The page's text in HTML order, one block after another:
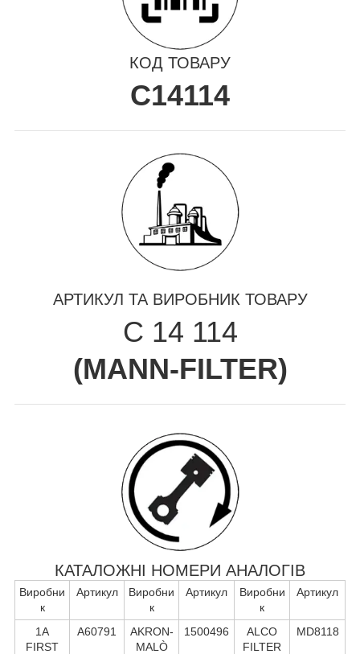
КОД ТОВАРУ
C14114
АРТИКУЛ ТА ВИРОБНИК ТОВАРУ
C 14 114
(MANN-FILTER)
КАТАЛОЖНІ НОМЕРИ АНАЛОГІВ
Виробни
к
Артикул
Виробни
к
Артикул
Виробни
к
Артикул
1A
FIRST
A60791
AKRON-
MALÒ
1500496
ALCO
FILTER
MD8118